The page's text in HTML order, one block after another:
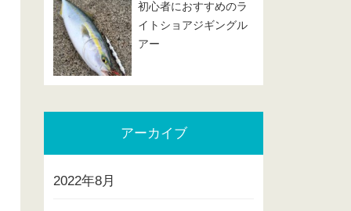
初心者におすすめのラ
イトショアジギングル
アー
アーカイブ
2022年8月